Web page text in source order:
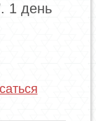
1 день